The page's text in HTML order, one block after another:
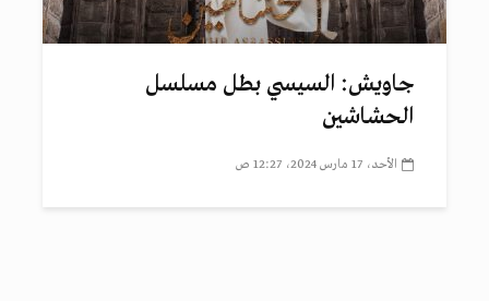
جاويش: السيسي بطل مسلسل
الحشاشين
الأحد، 17 مارس 2024، 12:27 ص